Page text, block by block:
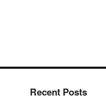
Recent Posts